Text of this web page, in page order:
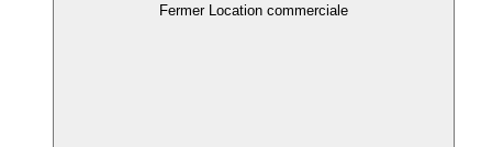
Fermer Location commerciale